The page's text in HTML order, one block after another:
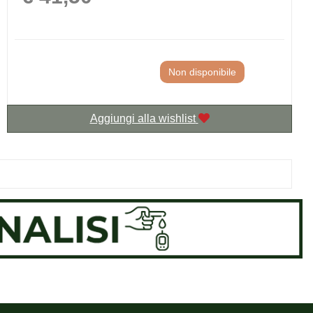
Non disponibile
Aggiungi alla wishlist